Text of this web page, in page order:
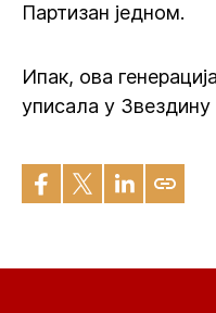
Партизан једном.
Ипак, ова
уписала у Звездину